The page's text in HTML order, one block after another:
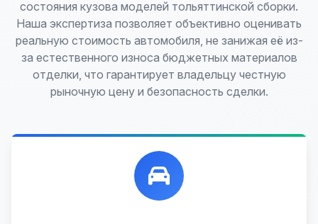
состояния кузова моделей тольяттинской сборки.
Наша экспертиза позволяет объективно оценивать
реальную стоимость автомобиля, не занижая её из-
за естественного износа бюджетных материалов
отделки, что гарантирует владельцу честную
рыночную цену и безопасность сделки.
Лучшие предложения по выкупу автомобилей,
любых:
Кредитные